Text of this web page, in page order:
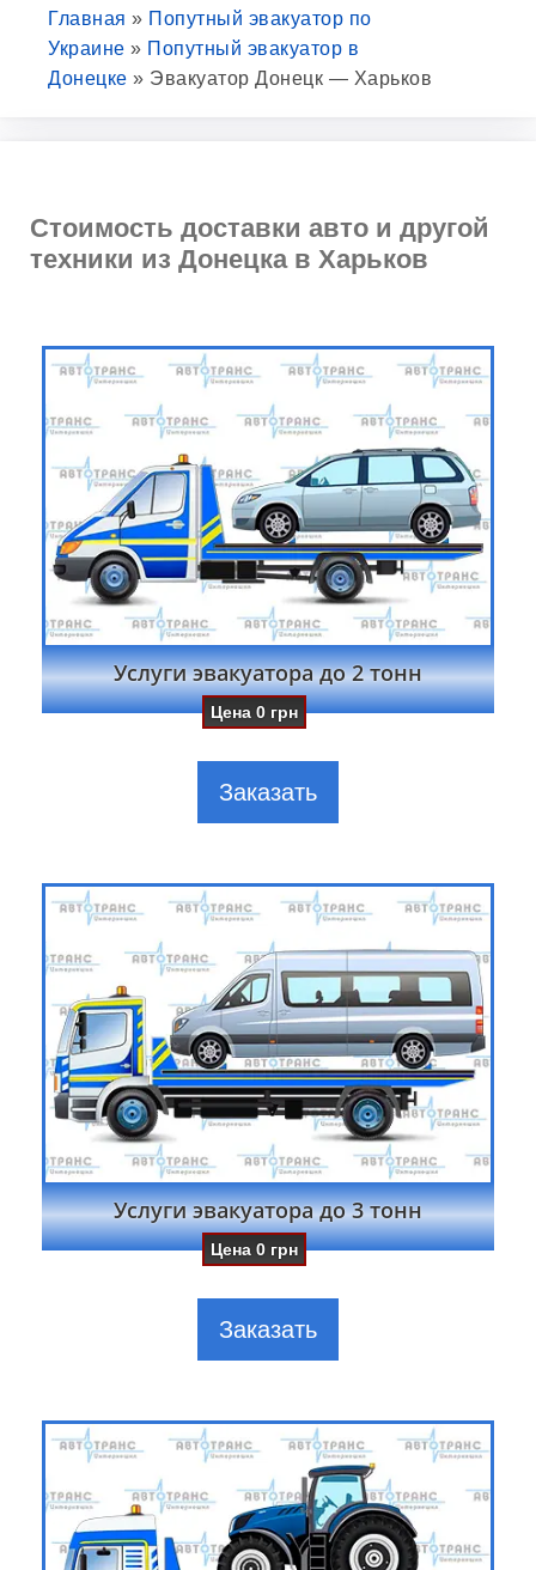
Главная » Попутный эвакуатор по
Украине » Попутный эвакуатор в
Донецке » Эвакуатор Донецк — Харьков
Стоимость доставки авто и другой
техники из Донецка в Харьков
Услуги эвакуатора до 2 тонн
Цена0 грн
Заказать
Услуги эвакуатора до 3 тонн
Цена0 грн
Заказать